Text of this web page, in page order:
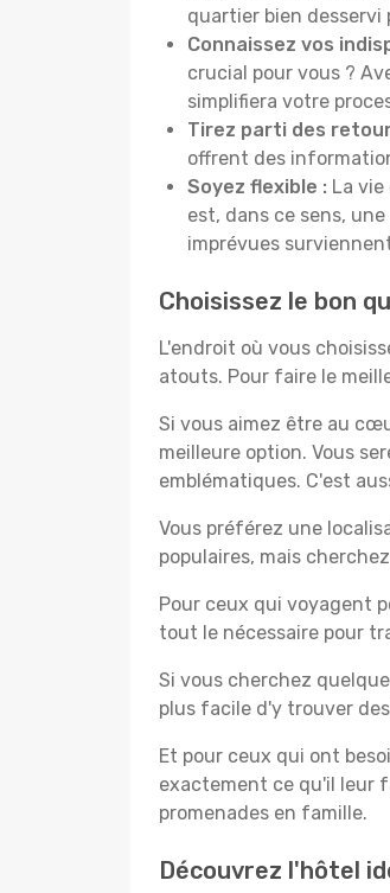
quartier bien desservi
Connaissez vos
crucial pour vous ?
simplifiera votre
Tirez parti des
offrent des
Soyez flexible : La
est, dans ce sens,
imprévues
Choisissez le bon
L'endroit où vous
atouts. Pour faire le
Si vous aimez être au
meilleure option. Vous
emblématiques. C'est
Vous préférez une
populaires, mais
Pour ceux qui voyagent
tout le nécessaire pour
Si vous cherchez
plus facile d'y trouver
Et pour ceux qui ont
exactement ce qu'il leur
promenades en famille.
Découvrez l'hôtel